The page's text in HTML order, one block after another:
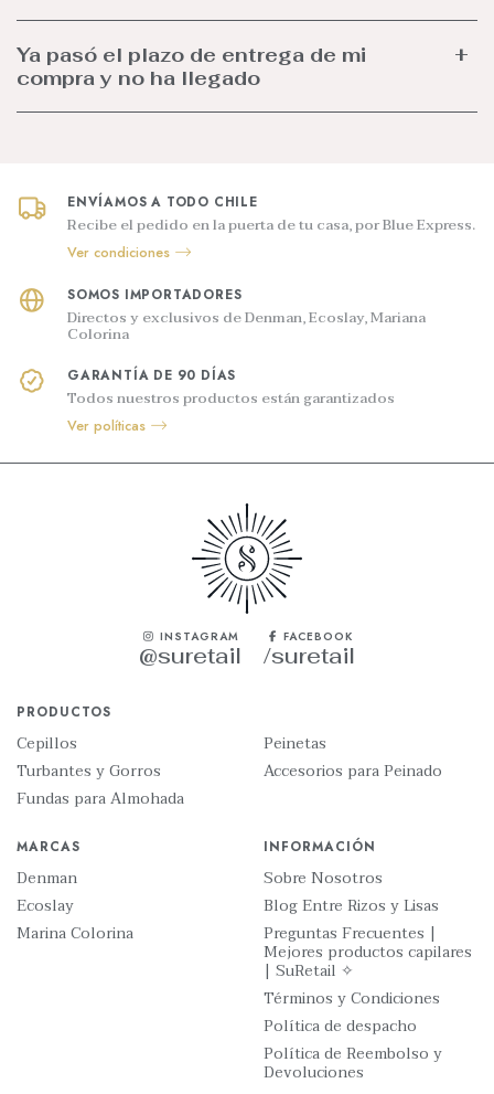
Ya pasó el plazo de entrega de mi
compra y no ha llegado
ENVÍAMOS A TODO CHILE
Recibe el pedido en la puerta de tu casa, por Blue Express.
Ver condiciones
SOMOS IMPORTADORES
Directos y exclusivos de Denman, Ecoslay, Mariana
Colorina
GARANTÍA DE 90 DÍAS
Todos nuestros productos están garantizados
Ver políticas
INSTAGRAM
@suretail
FACEBOOK
/suretail
PRODUCTOS
Cepillos
Turbantes y Gorros
Fundas para Almohada
Peinetas
Accesorios para Peinado
MARCAS
Denman
Ecoslay
Marina Colorina
INFORMACIÓN
Sobre Nosotros
Blog Entre Rizos y Lisas
Preguntas Frecuentes |
Mejores productos capilares
| SuRetail ✧
Términos y Condiciones
Política de despacho
Política de Reembolso y
Devoluciones